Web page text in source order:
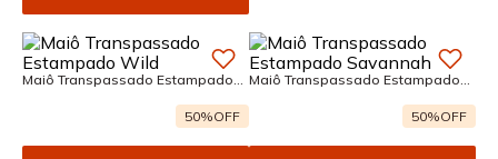
Maiô Transpassado Estampado
50%OFF
Maiô Transpassado Estampado
50%OFF